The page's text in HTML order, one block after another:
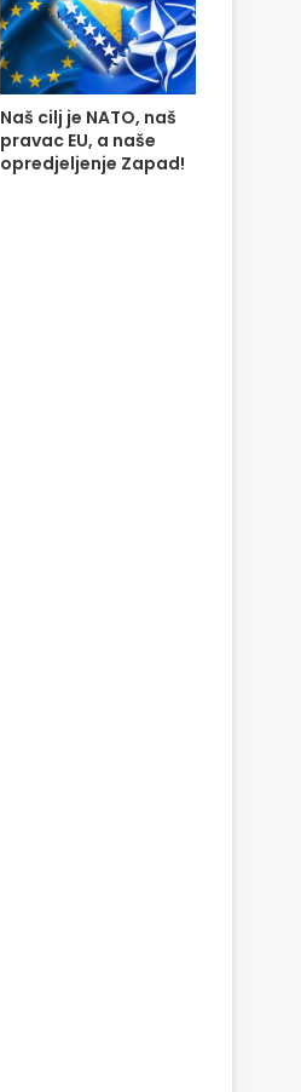
Naš cilj je NATO, naš
pravac EU, a naše
opredjeljenje Zapad!